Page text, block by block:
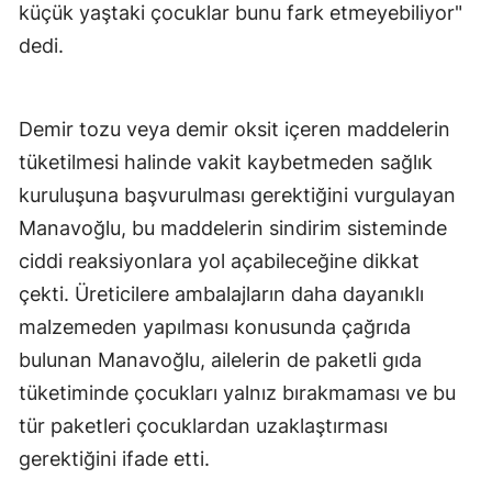
küçük yaştaki çocuklar bunu fark etmeyebiliyor"
dedi.
Demir tozu veya demir oksit içeren maddelerin
tüketilmesi halinde vakit kaybetmeden sağlık
kuruluşuna başvurulması gerektiğini vurgulayan
Manavoğlu, bu maddelerin sindirim sisteminde
ciddi reaksiyonlara yol açabileceğine dikkat
çekti. Üreticilere ambalajların daha dayanıklı
malzemeden yapılması konusunda çağrıda
bulunan Manavoğlu, ailelerin de paketli gıda
tüketiminde çocukları yalnız bırakmaması ve bu
tür paketleri çocuklardan uzaklaştırması
gerektiğini ifade etti.